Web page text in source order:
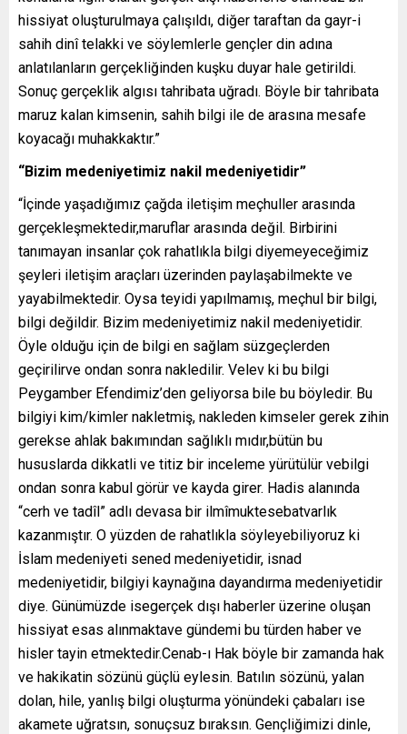
hissiyat oluşturulmaya çalışıldı, diğer taraftan da gayr-i
sahih dinî telakki ve söylemlerle gençler din adına
anlatılanların gerçekliğinden kuşku duyar hale getirildi.
Sonuç gerçeklik algısı tahribata uğradı. Böyle bir tahribata
maruz kalan kimsenin, sahih bilgi ile de arasına mesafe
koyacağı muhakkaktır.”
“Bizim medeniyetimiz nakil medeniyetidir”
“İçinde yaşadığımız çağda iletişim meçhuller arasında
gerçekleşmektedir,maruflar arasında değil. Birbirini
tanımayan insanlar çok rahatlıkla bilgi diyemeyeceğimiz
şeyleri iletişim araçları üzerinden paylaşabilmekte ve
yayabilmektedir. Oysa teyidi yapılmamış, meçhul bir bilgi,
bilgi değildir. Bizim medeniyetimiz nakil medeniyetidir.
Öyle olduğu için de bilgi en sağlam süzgeçlerden
geçirilirve ondan sonra nakledilir. Velev ki bu bilgi
Peygamber Efendimiz’den geliyorsa bile bu böyledir. Bu
bilgiyi kim/kimler nakletmiş, nakleden kimseler gerek zihin
gerekse ahlak bakımından sağlıklı mıdır,bütün bu
hususlarda dikkatli ve titiz bir inceleme yürütülür vebilgi
ondan sonra kabul görür ve kayda girer. Hadis alanında
“cerh ve tadîl” adlı devasa bir ilmîmuktesebatvarlık
kazanmıştır. O yüzden de rahatlıkla söyleyebiliyoruz ki
İslam medeniyeti sened medeniyetidir, isnad
medeniyetidir, bilgiyi kaynağına dayandırma medeniyetidir
diye. Günümüzde isegerçek dışı haberler üzerine oluşan
hissiyat esas alınmaktave gündemi bu türden haber ve
hisler tayin etmektedir.Cenab-ı Hak böyle bir zamanda hak
ve hakikatin sözünü güçlü eylesin. Batılın sözünü, yalan
dolan, hile, yanlış bilgi oluşturma yönündeki çabaları ise
akamete uğratsın, sonuçsuz bıraksın. Gençliğimizi dinle,